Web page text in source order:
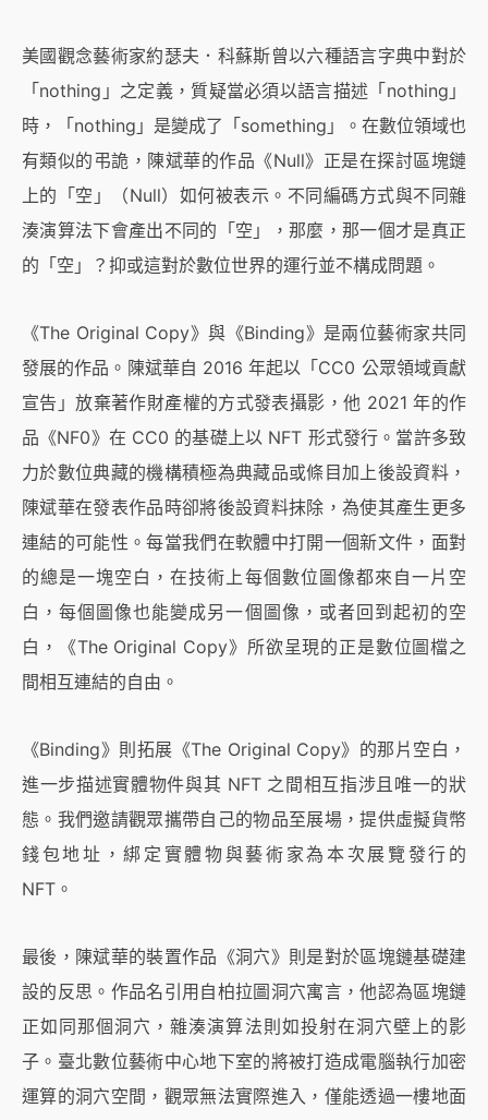
美國觀念藝術家約瑟夫．科蘇斯曾以六種語言字典中對於
「nothing」之定義，質疑當必須以語言描述「nothing」
時，「nothing」是變成了「something」。在數位領域也
有類似的弔詭，陳斌華的作品《Null》正是在探討區塊鏈
上的「空」（Null）如何被表示。不同編碼方式與不同雜
湊演算法下會產出不同的「空」，那麼，那一個才是真正
的「空」？抑或這對於數位世界的運行並不構成問題。
《The Original Copy》與《Binding》是兩位藝術家共同
發展的作品。陳斌華自 2016 年起以「CC0 公眾領域貢獻
宣告」放棄著作財產權的方式發表攝影，他 2021 年的作
品《NF0》在 CC0 的基礎上以 NFT 形式發行。當許多致
力於數位典藏的機構積極為典藏品或條目加上後設資料，
陳斌華在發表作品時卻將後設資料抹除，為使其產生更多
連結的可能性。每當我們在軟體中打開一個新文件，面對
的總是一塊空白，在技術上每個數位圖像都來自一片空
白，每個圖像也能變成另一個圖像，或者回到起初的空
白，《The Original Copy》所欲呈現的正是數位圖檔之
間相互連結的自由。
《Binding》則拓展《The Original Copy》的那片空白，
進一步描述實體物件與其 NFT 之間相互指涉且唯一的狀
態。我們邀請觀眾攜帶自己的物品至展場，提供虛擬貨幣
錢包地址，綁定實體物與藝術家為本次展覽發行的
NFT。
最後，陳斌華的裝置作品《洞穴》則是對於區塊鏈基礎建
設的反思。作品名引用自柏拉圖洞穴寓言，他認為區塊鏈
正如同那個洞穴，雜湊演算法則如投射在洞穴壁上的影
子。臺北數位藝術中心地下室的將被打造成電腦執行加密
運算的洞穴空間，觀眾無法實際進入，僅能透過一樓地面